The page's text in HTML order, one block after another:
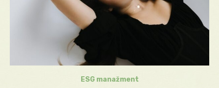
ESG manažment